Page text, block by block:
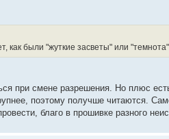
как были "жуткие засветы" или
при смене разрешения. Но плюс
поэтому получше читаются.
благо в прошивке разного